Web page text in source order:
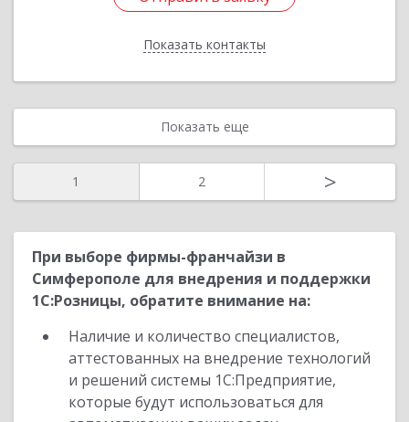
Показать контакты
Назад
Показать еще
1 2 >
При выборе фирмы-франчайзи в
Симферополе для внедрения и поддержки
1С:Розницы, обратите внимание на:
Наличие и количество специалистов,
аттестованных на внедрение технологий
и решений системы 1С:Предприятие,
которые будут использоваться для